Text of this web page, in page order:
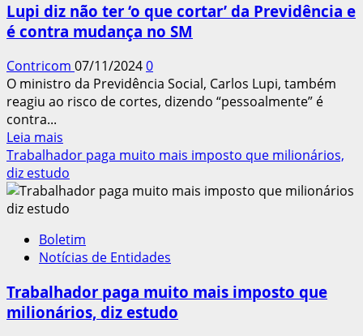
sobre
cortar
desemprego
e
abono
Lupi diz não ter ‘o que cortar’ da Previdência e
é contra mudança no SM
Contricom 07/11/20240
O ministro da Previdência Social, Carlos Lupi, também
reagiu ao risco de cortes, dizendo “pessoalmente” é
contra...
Leia mais
mais
sobre
Lupi
diz
ter
‘o
cortar’
da
Trabalhador paga muito mais imposto que milionários,
diz estudo
Boletim
Notícias de Entidades
Trabalhador paga muito mais imposto que
milionários, diz estudo